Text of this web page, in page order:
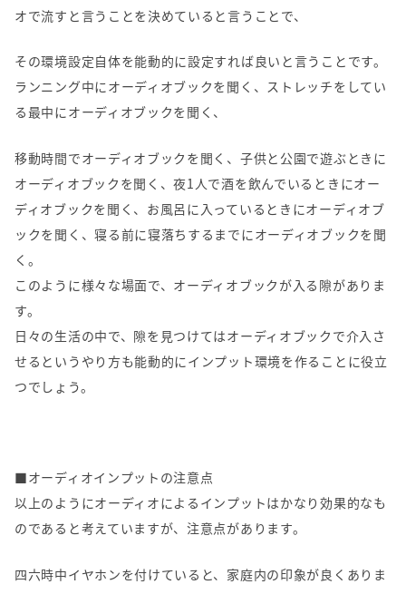
オで流すと言うことを決めていると言うことで、
その環境設定自体を能動的に設定すれば良いと言うことです。
ランニング中にオーディオブックを聞く、ストレッチをしてい
る最中にオーディオブックを聞く、
移動時間でオーディオブックを聞く、子供と公園で遊ぶときに
オーディオブックを聞く、夜1人で酒を飲んでいるときにオー
ディオブックを聞く、お風呂に入っているときにオーディオブ
ックを聞く、寝る前に寝落ちするまでにオーディオブックを聞
く。
このように様々な場面で、オーディオブックが入る隙がありま
す。
日々の生活の中で、隙を見つけてはオーディオブックで介入さ
せるというやり方も能動的にインプット環境を作ることに役立
つでしょう。
■オーディオインプットの注意点
以上のようにオーディオによるインプットはかなり効果的なも
のであると考えていますが、注意点があります。
四六時中イヤホンを付けていると、家庭内の印象が良くありま